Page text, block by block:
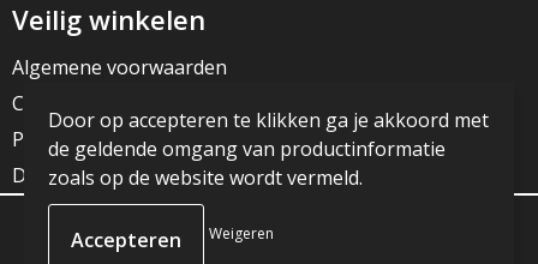
Veilig winkelen
Algemene voorwaarden
Cookieverklaring
Privacyverklaring
Disclaimer
© Copyright JG Reclame 2023
Door op accepteren te klikken ga je akkoord met
de geldende omgang van productinformatie
zoals op de website wordt vermeld.
Weigeren